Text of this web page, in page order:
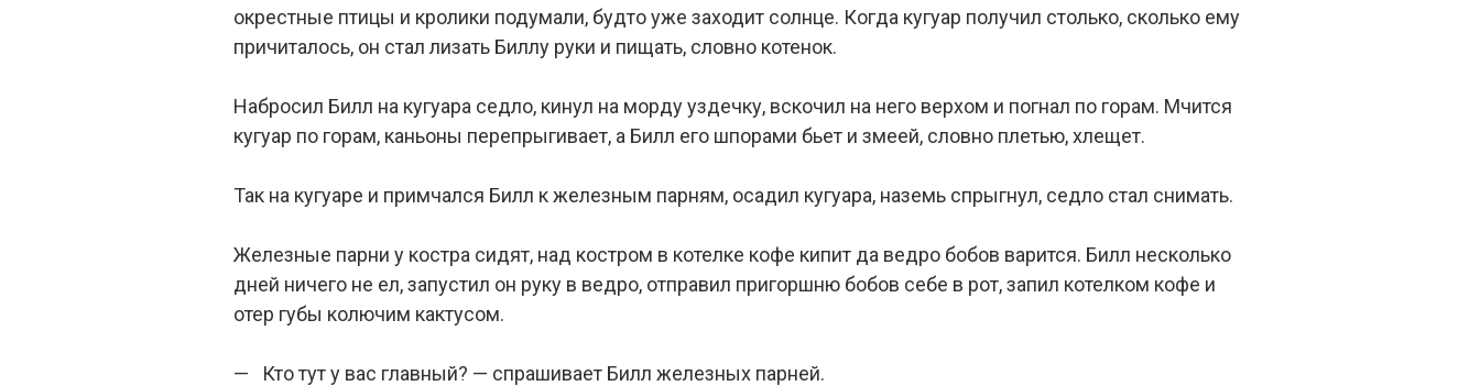
окрестные птицы и кролики подумали, будто уже заходит солнце. Когда кугуар получил столько, сколько ему
причиталось, он стал лизать Биллу руки и пищать, словно котенок.
Набросил Билл на кугуара седло, кинул на морду уздечку, вскочил на него верхом и погнал по горам. Мчится
кугуар по горам, каньоны перепрыгивает, а Билл его шпорами бьет и змеей, словно плетью, хлещет.
Так на кугуаре и примчался Билл к железным парням, осадил кугуара, наземь спрыгнул, седло стал снимать.
Железные парни у костра сидят, над костром в котелке кофе кипит да ведро бобов варится. Билл несколько
дней ничего не ел, запустил он руку в ведро, отправил пригоршню бобов себе в рот, запил котелком кофе и
отер губы колючим кактусом.
— Кто тут у вас главный? — спрашивает Билл железных парней.